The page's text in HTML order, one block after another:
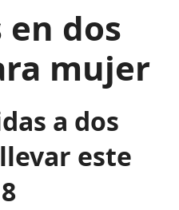
dos
mujer
a dos
este